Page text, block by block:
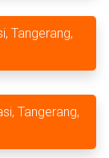
Tangerang,
Tangerang,